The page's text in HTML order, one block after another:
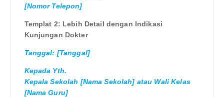
[Nomor Telepon]
Templat 2: Lebih Detail dengan Indikasi
Kunjungan Dokter
Tanggal: [Tanggal]
Kepada Yth.
Kepala Sekolah [Nama Sekolah] atau Wali Kelas
[Nama Guru]